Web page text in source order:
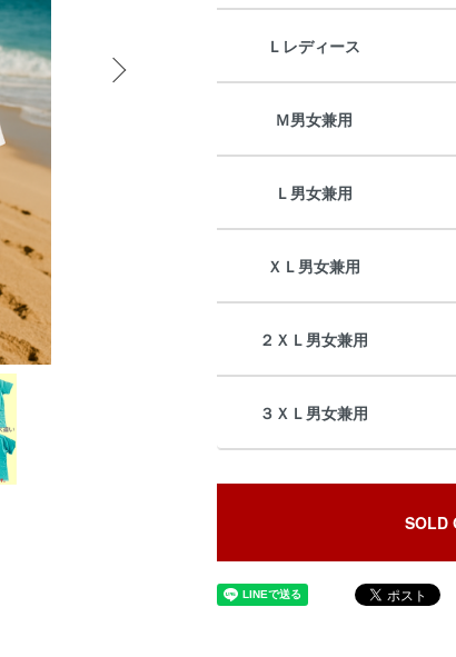
Ｌレディース
Ｍ男女兼用
Ｌ男女兼用
ＸＬ男女兼用
２ＸＬ男女兼用
３ＸＬ男女兼用
SOLD